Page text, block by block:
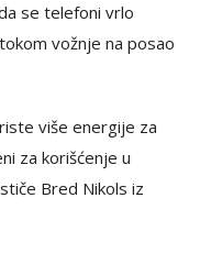
se telefoni vrlo
vožnje na posao
više energije za
za korišćenje u
Bred Nikols iz